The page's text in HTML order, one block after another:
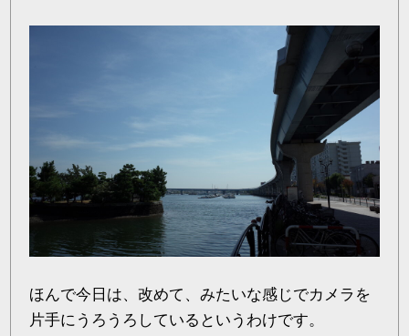
ほんで今日は、改めて、みたいな感じでカメラを
片手にうろうろしているというわけです。